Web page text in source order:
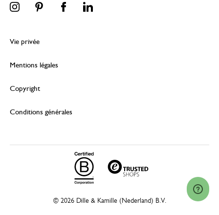
Vie privée
Mentions légales
Copyright
Conditions générales
© 2026 Dille & Kamille (Nederland) B.V.